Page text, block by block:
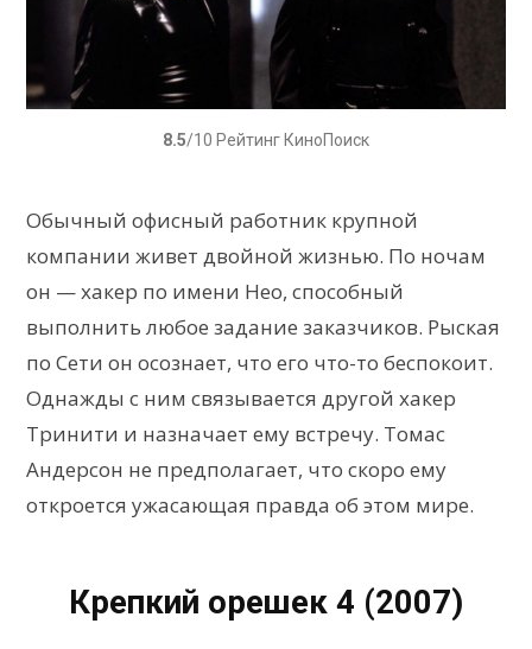
8.5/10 Рейтинг КиноПоиск
Обычный офисный работник крупной
компании живет двойной жизнью. По ночам
он — хакер по имени Нео, способный
выполнить любое задание заказчиков. Рыская
по Сети он осознает, что его что-то беспокоит.
Однажды с ним связывается другой хакер
Тринити и назначает ему встречу. Томас
Андерсон не предполагает, что скоро ему
откроется ужасающая правда об этом мире.
Крепкий орешек 4 (2007)